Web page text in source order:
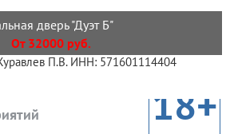
дверь "Дуэт Б"
От 32000 руб.
П.В. ИНН: 571601114404
18+